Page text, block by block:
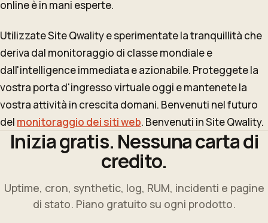
online è in mani esperte.
Utilizzate Site Qwality e sperimentate la tranquillità che
deriva dal monitoraggio di classe mondiale e
dall'intelligence immediata e azionabile. Proteggete la
vostra porta d'ingresso virtuale oggi e mantenete la
vostra attività in crescita domani. Benvenuti nel futuro
del monitoraggio dei siti web. Benvenuti in Site Qwality.
Inizia gratis. Nessuna carta di
credito.
Uptime, cron, synthetic, log, RUM, incidenti e pagine
di stato. Piano gratuito su ogni prodotto.